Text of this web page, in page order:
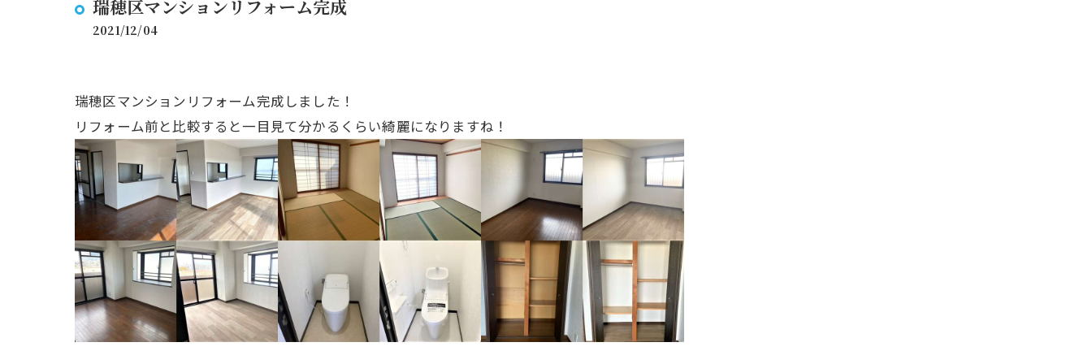
瑞穂区マンションリフォーム完成
2021/12/04
瑞穂区マンションリフォーム完成しました！
リフォーム前と比較すると一目見て分かるくらい綺麗になりますね！